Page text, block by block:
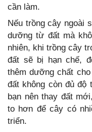
cần làm.
Nếu trồng cây ngoài
dưỡng từ đất mà
nhiên, khi trồng cây
đất sẽ bị hạn chế,
thêm dưỡng chất
đất không còn đủ
bạn nên thay đất
to hơn để cây có
triển.